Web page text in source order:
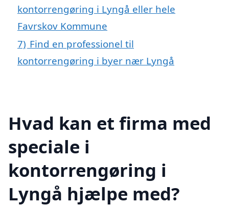
kontorrengøring i Lyngå eller hele
Favrskov Kommune
7) Find en professionel til
kontorrengøring i byer nær Lyngå
Hvad kan et firma med
speciale i
kontorrengøring i
Lyngå hjælpe med?